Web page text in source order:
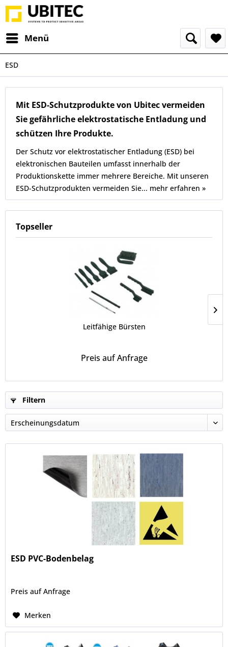
Menü
ESD
Mit ESD-Schutzprodukte von Ubitec vermeiden
Sie gefährliche elektrostatische Entladung und
schützen Ihre Produkte.
Der Schutz vor elektrostatischer Entladung (ESD) bei
elektronischen Bauteilen umfasst innerhalb der
Produktionskette immer mehrere Bereiche. Mit unseren
ESD-Schutzprodukten vermeiden Sie... mehr erfahren »
Topseller
Leitfähige Bürsten
Preis auf Anfrage
Filtern
ESD PVC-Bodenbelag
Preis auf Anfrage
Merken